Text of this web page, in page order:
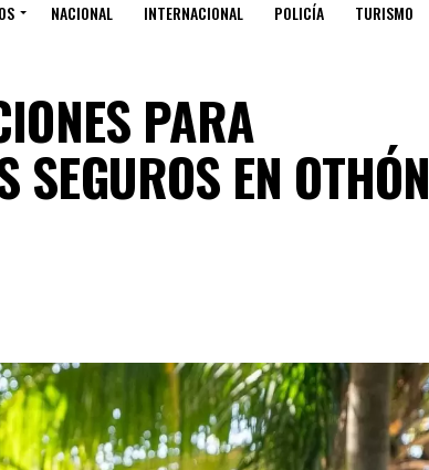
NACIONAL INTERNACIONAL POLICÍA TURISMO
PARA
SEGUROS EN OTHÓN